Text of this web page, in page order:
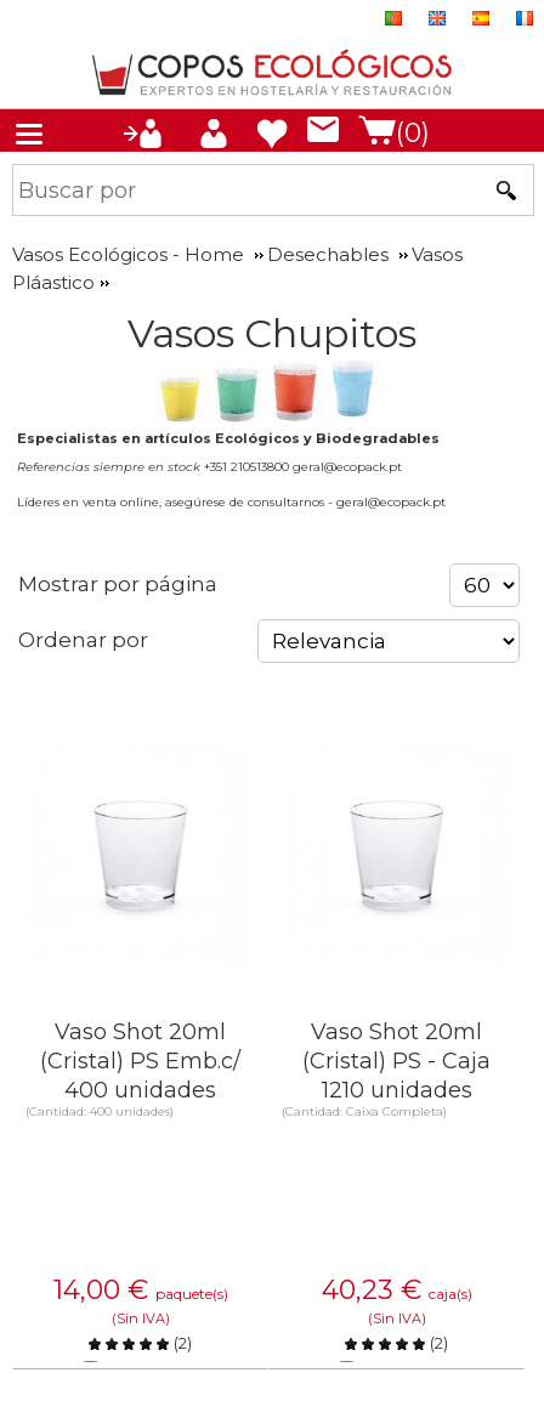
(0)
Vasos Ecológicos - Home Desechables
Vasos
Pláastico
Vasos Chupitos
Especialistas en artículos Ecológicos y Biodegradables
Referencias siempre en stock +351 210513800 geral@ecopack.pt
Líderes en venta online, asegúrese de consultarnos - geral@ecopack.pt
Mostrar por página
Ordenar por
Vaso Shot 20ml
(Cristal) PS Emb.c/
400 unidades
(Cantidad: 400 unidades)
14,00 € paquete(s)
(Sin IVA)
(2)
Comparar
Vaso Shot 20ml
(Cristal) PS - Caja
1210 unidades
(Cantidad: Caixa Completa)
40,23 € caja(s)
(Sin IVA)
(2)
Comparar